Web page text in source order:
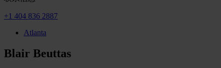
+1 404 836 2887
Atlanta
Blair Beuttas